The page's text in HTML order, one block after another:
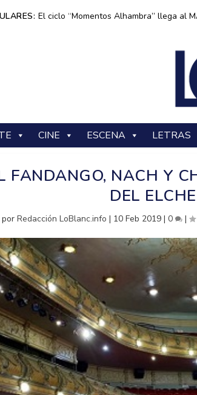
El ciclo “Momentos Alhambra” llega al
CINE ESCENA LETRAS
FANDANGO, NACH Y
DEL
porRedacción LoBlanc.info | 10 Feb 2019 |0 |